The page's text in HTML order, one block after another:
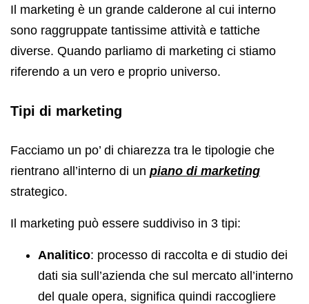
Il marketing è un grande calderone al cui interno
sono raggruppate tantissime attività e tattiche
diverse. Quando parliamo di marketing ci stiamo
riferendo a un vero e proprio universo.
Tipi di marketing
Facciamo un po’ di chiarezza tra le tipologie che
rientrano all’interno di un piano di marketing
strategico.
Il marketing può essere suddiviso in 3 tipi:
Analitico: processo di raccolta e di studio dei
dati sia sull’azienda che sul mercato all’interno
del quale opera, significa quindi raccogliere